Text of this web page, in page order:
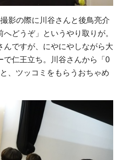
影の際に川谷さんと後鳥亮介
どうぞ」というやり取りが。
んですが、にやにやしながら大
で仁王立ち。川谷さんから「0
、ツッコミをもらうおちゃめ